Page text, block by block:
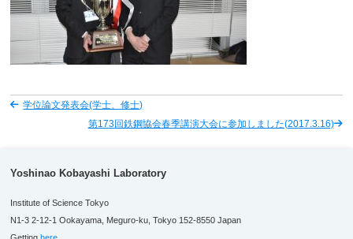
学位論文発表会(学士、修士)
第173回鉄鋼協会春季講演大会に参加しました(2017.3.16)
Yoshinao Kobayashi Laboratory
Institute of Science Tokyo
N1-3 2-12-1 Ookayama, Meguro-ku, Tokyo 152-8550 Japan